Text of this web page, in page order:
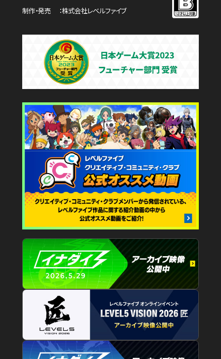
制作・発売
株式会社レベルファイブ